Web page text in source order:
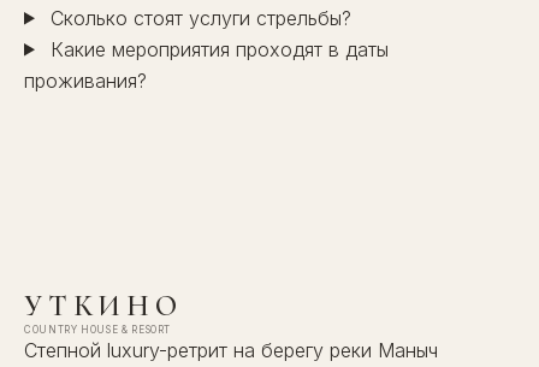
Сколько стоят услуги стрельбы?
Какие мероприятия проходят в даты
проживания?
УТКИНО
COUNTRY HOUSE & RESORT
Степной luxury-ретрит на берегу реки Маныч